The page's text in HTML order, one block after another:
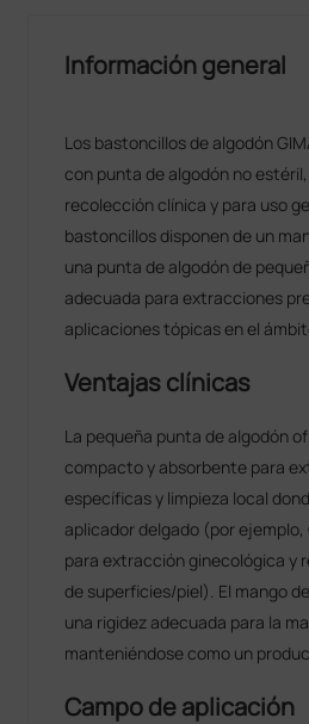
Información general
Los bastoncillos de algodón
con punta de algodón no
recolección clínica y para uso
bastoncillos disponen de un
una punta de algodón de
adecuada para extracciones
aplicaciones tópicas en el
Ventajas clínicas
La pequeña punta de algodón
compacto y absorbente para
específicas y limpieza local
aplicador delgado (por ejemplo,
para extracción ginecológica y
de superficies/piel). El mango
una rigidez adecuada para la
manteniéndose como un
Campo de aplicación